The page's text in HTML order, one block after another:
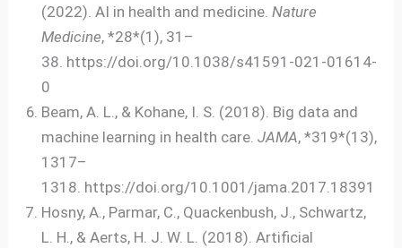
(2022). AI in health and medicine.Nature
Medicine, *28*(1), 31–
38. https://doi.org/10.1038/s41591-021-01614-
0
Beam, A. L., & Kohane, I. S. (2018). Big data and
machine learning in health care.JAMA, *319*(13),
1317–
1318. https://doi.org/10.1001/jama.2017.18391
Hosny, A., Parmar, C., Quackenbush, J., Schwartz,
L. H., & Aerts, H. J. W. L. (2018). Artificial